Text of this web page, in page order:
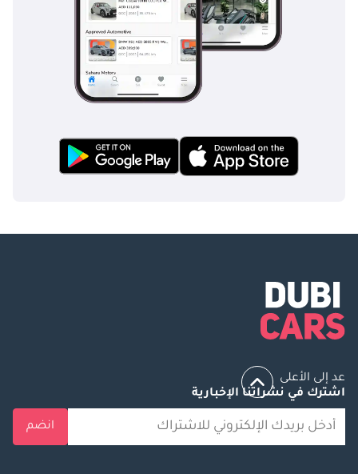
عد إلى الأعلى
اشترك في نشراتنا الإخبارية
انضم